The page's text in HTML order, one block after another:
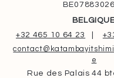
+32 465 10 64 23
e
Rue des Palais 44